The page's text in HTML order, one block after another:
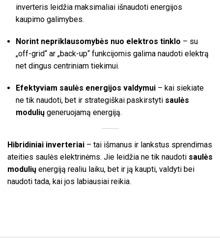
inverteris leidžia maksimaliai išnaudoti energijos
kaupimo galimybes.
Norint nepriklausomybės nuo elektros tinklo – su
„off-grid“ ar „back-up“ funkcijomis galima naudoti elektrą
net dingus centriniam tiekimui.
Efektyviam saulės energijos valdymui – kai siekiate
ne tik naudoti, bet ir strategiškai paskirstyti saulės
modulių generuojamą energiją.
Hibridiniai inverteriai – tai išmanus ir lankstus sprendimas
ateities saulės elektrinėms. Jie leidžia ne tik naudoti saulės
modulių energiją realiu laiku, bet ir ją kaupti, valdyti bei
naudoti tada, kai jos labiausiai reikia.